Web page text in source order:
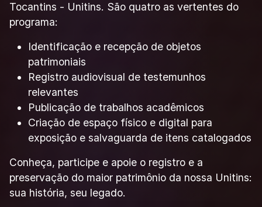
Tocantins - Unitins. São quatro as vertentes do
programa:
Identificação e recepção de objetos
patrimoniais
Registro audiovisual de testemunhos
relevantes
Publicação de trabalhos acadêmicos
Criação de espaço físico e digital para
exposição e salvaguarda de itens catalogados
Conheça, participe e apoie o registro e a
preservação do maior patrimônio da nossa Unitins:
sua história, seu legado.